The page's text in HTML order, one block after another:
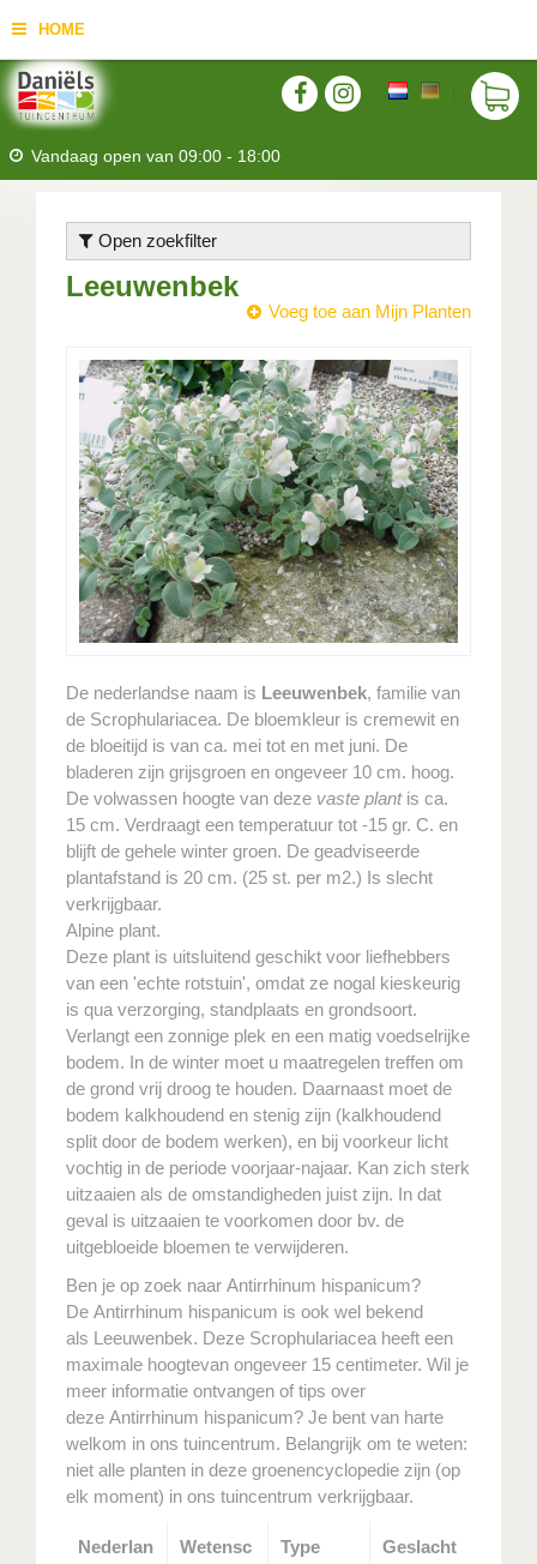
HOME
Vandaag open van 09:00 - 18:00
Open zoekfilter
Leeuwenbek
Voeg toe aan Mijn Planten
De nederlandse naam is Leeuwenbek, familie van
de Scrophulariacea. De bloemkleur is cremewit en
de bloeitijd is van ca. mei tot en met juni. De
bladeren zijn grijsgroen en ongeveer 10 cm. hoog.
De volwassen hoogte van deze vaste plantis ca.
15 cm. Verdraagt een temperatuur tot -15 gr. C. en
blijft de gehele winter groen. De geadviseerde
plantafstand is 20 cm. (25 st. per m2.) Is slecht
verkrijgbaar.
Alpine plant.
Deze plant is uitsluitend geschikt voor liefhebbers
van een 'echte rotstuin', omdat ze nogal kieskeurig
is qua verzorging, standplaats en grondsoort.
Verlangt een zonnige plek en een matig voedselrijke
bodem. In de winter moet u maatregelen treffen om
de grond vrij droog te houden. Daarnaast moet de
bodem kalkhoudend en stenig zijn (kalkhoudend
split door de bodem werken), en bij voorkeur licht
vochtig in de periode voorjaar-najaar. Kan zich sterk
uitzaaien als de omstandigheden juist zijn. In dat
geval is uitzaaien te voorkomen door bv. de
uitgebloeide bloemen te verwijderen.
Ben je op zoek naar Antirrhinum hispanicum?
De Antirrhinum hispanicum is ook wel bekend
als Leeuwenbek. Deze Scrophulariacea heeft een
maximale hoogtevan ongeveer 15 centimeter. Wil je
meer informatie ontvangen of tips over
deze Antirrhinum hispanicum? Je bent van harte
welkom in ons tuincentrum. Belangrijk om te weten:
niet alle planten in deze groenencyclopedie zijn (op
elk moment) in ons tuincentrum verkrijgbaar.
Nederlan
Wetensc
Type
Geslacht